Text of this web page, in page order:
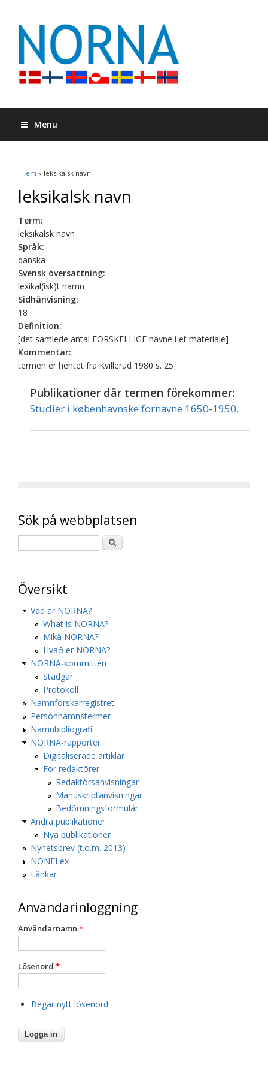
Menu
Du är här
Hem » leksikalsk navn
leksikalsk navn
Term:
leksikalsk navn
Språk:
danska
Svensk översättning:
lexikal(isk)t namn
Sidhänvisning:
18
Definition:
[det samlede antal FORSKELLIGE navne i et materiale]
Kommentar:
termen er hentet fra Kvillerud 1980 s. 25
Publikationer där termen förekommer:
Studier i københavnske fornavne 1650-1950.
Sök på webbplatsen
Översikt
Vad är NORNA?
What is NORNA?
Mikä NORNA?
Hvað er NORNA?
NORNA-kommittén
Stadgar
Protokoll
Namnforskarregistret
Personnamnstermer
Namnbibliografi
NORNA-rapporter
Digitaliserade artiklar
För redaktörer
Redaktörsanvisningar
Manuskriptanvisningar
Bedömningsformulär
Andra publikationer
Nya publikationer
Nyhetsbrev (t.o.m. 2013)
NONELex
Länkar
Användarinloggning
Användarnamn *
Lösenord *
Begär nytt lösenord